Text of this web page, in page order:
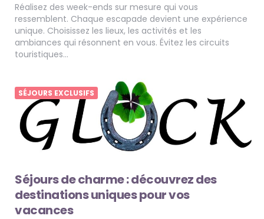
Réalisez des week-ends sur mesure qui vous
ressemblent. Chaque escapade devient une expérience
unique. Choisissez les lieux, les activités et les
ambiances qui résonnent en vous. Évitez les circuits
touristiques…
SÉJOURS EXCLUSIFS
Séjours de charme : découvrez des
destinations uniques pour vos
vacances